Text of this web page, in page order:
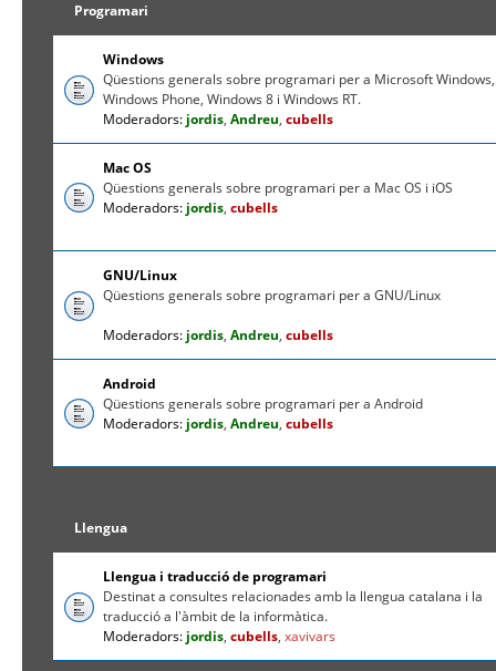
Programari
Windows
Qüestions generals sobre programari per a Microsoft Windows,
Windows Phone, Windows 8 i Windows RT.
Moderadors: jordis,Andreu,cubells
Mac OS
Qüestions generals sobre programari per a Mac OS i iOS
Moderadors: jordis,cubells
GNU/Linux
Qüestions generals sobre programari per a GNU/Linux
Moderadors: jordis,Andreu,cubells
Android
Qüestions generals sobre programari per a Android
Moderadors: jordis,Andreu,cubells
Llengua
Llengua i traducció de programari
Destinat a consultes relacionades amb la llengua catalana i la
traducció a l'àmbit de la informàtica.
Moderadors: jordis,cubells,xavivars